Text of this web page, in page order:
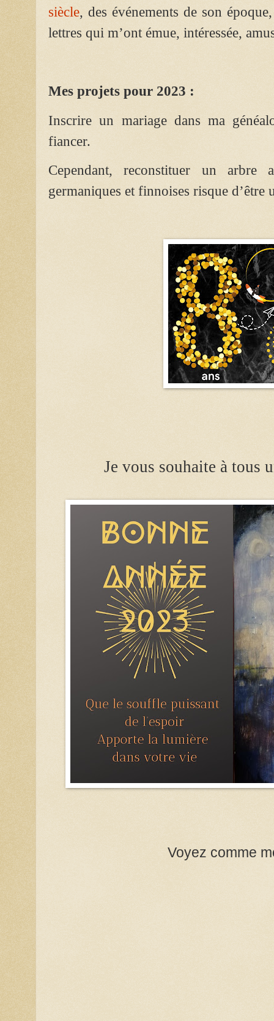
siècle, des événements de son
lettres qui m’ont émue, intéressée,
Mes projets pour 2023 :
Inscrire un mariage dans ma
fiancer.
Cependant, reconstituer un arbre
germaniques et finnoises risque
Je vous souhaite à tous
Voyez comme